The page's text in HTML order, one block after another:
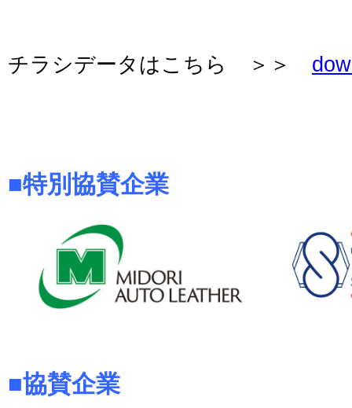
チラシデータはこちら ＞＞
■特別協賛企業
■協賛企業